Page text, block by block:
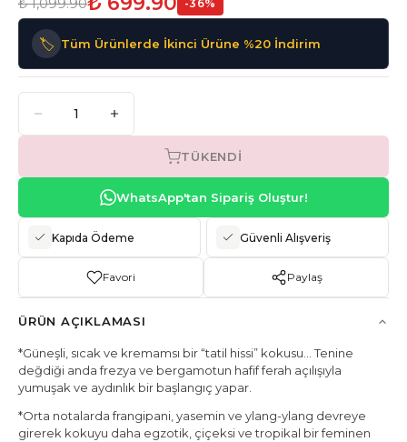
-36%
🏷️ Tüm Ürünlerde İkinci Ürüne %20 İndirim
TÜKENDI
WhatsApp'tan Sipariş Oluştur!
Kapıda Ödeme Güvenli Alışveriş
Favori Paylaş
ÜRÜN AÇIKLAMASI
*Güneşli, sıcak ve kremamsı bir “tatil hissi” kokusu… Tenine
değdiği anda frezya ve bergamotun hafif ferah açılışıyla
yumuşak ve aydınlık bir başlangıç yapar.
*Orta notalarda frangipani, yasemin ve ylang-ylang devreye
girerek kokuyu daha egzotik, çiçeksi ve tropikal bir feminen